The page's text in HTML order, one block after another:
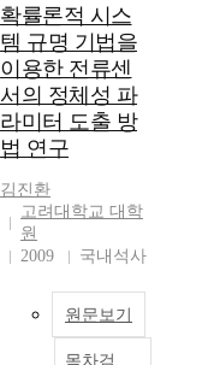
확률론적 시스
템 규명 기법을
이용한 전류센
서의 정체성 파
라미터 도출 방
법 연구
김진환
고려대학교 대학
원
2009
국내석사
원문보기
목차검